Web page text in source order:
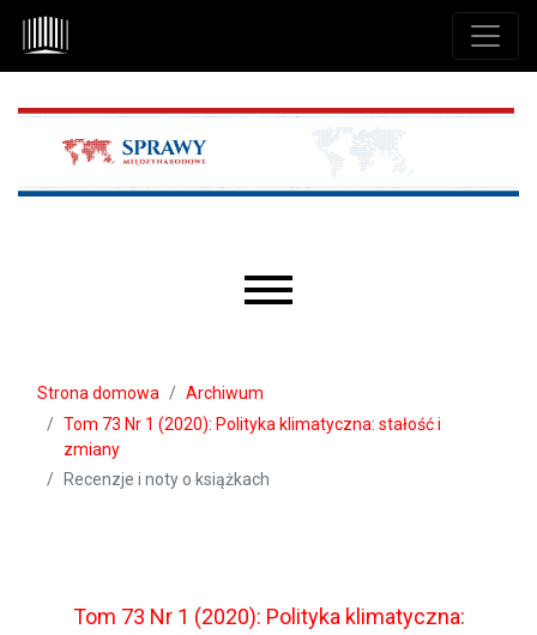
Przejdź do głównego menu
Przejdź do sekcji głównej
Przejdź do stopki
Strona domowa
Archiwum
Tom 73 Nr 1 (2020): Polityka klimatyczna: stałość i
zmiany
Recenzje i noty o książkach
Tom 73 Nr 1 (2020): Polityka klimatyczna: